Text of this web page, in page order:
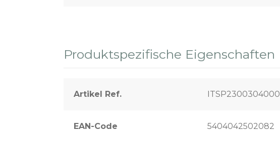
Produktspezifische Eigenschaften
Artikel Ref. ITSP2300304000
EAN-Code 5404042502082